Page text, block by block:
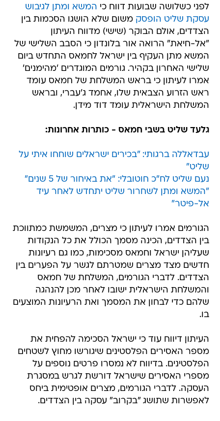
לפני כשלושה שבועות דווח כי המשא ומתן לגיבוש
עסקת שליט הופסק משום שלא הושגו הסכמות בין
הצדדים, אולם הבוקר (שישי) מדווח העיתון
"אל-חיאת" הרואה אור בלונדון כי הסבב השלישי של
המשא מתן העקיף בין ישראל לחמאס התחדש ביום
שלישי האחרון בקהיר. גורמים המוגדרים 'מהימנים'
אמרו לעיתון כי בראש המשלחת של חמאס עומד
ראש הזרוע הצבאית שלו, אחמד ג'עברי, ובראש
המשלחת הישראלית עומד דוד מידן.
גלעד שליט בשבי חמאס - כותרות אחרונות:
עבדאללה ברגותי: "בכירים ישראלים שוחחו איתי על
שליט"
נעם שליט לח"כ חוטובלי: "את באיחור של 5 שנים"
"המשא ומתן לשחרור שליט יתחדש לאחר עיד
אל-פיטר"
הגורמים אמרו לעיתון כי מצרים, המשמשת כמתווכת
בין הצדדים, הכינה מסמך הכולל את כל הנקודות
שעליהן ישראל וחמאס מסכימות, כמו גם רעיונות
חדשים מצד מצרים שמטרתם לגשר על הפערים בין
הצדדים. לדברי הגורמים, המשלחת של חמאס
והמשלחת הישראלית ישובו לאחר מכן להנהגה
שלהם כדי לבחון את המסמך ואת הרעיונות המוצעים
בו.
העיתון דיווח עוד כי ישראל הסכימה להפחית את
מספר האסירים הפלסטינים שיגורשו מחוץ לשטחים
הפלסטינים. בדיווח לא נמסרו פרטים נוספים על
מספרי האסירים שישראל דורשת לגרש במסגרת
העסקה. לדברי הגורמים, מצרים אופטימית ביחס
לאפשרות שתושג "בקרוב" עסקה בין הצדדים.